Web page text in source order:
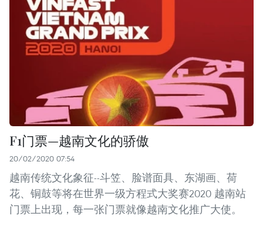
F1门票—越南文化的骄傲
20/02/2020 07:54
越南传统文化象征--斗笠、脸谱面具、东湖画、荷
花、铜鼓等将在世界一级方程式大奖赛2020 越南站
门票上出现，每一张门票就像越南文化推广大使。